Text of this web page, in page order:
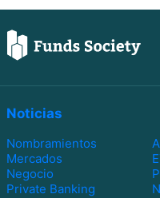
Noticias
Nombramientos
Mercados
Negocio
Private Banking